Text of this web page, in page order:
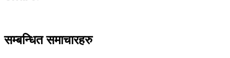
सम्बन्धित समाचारहरु